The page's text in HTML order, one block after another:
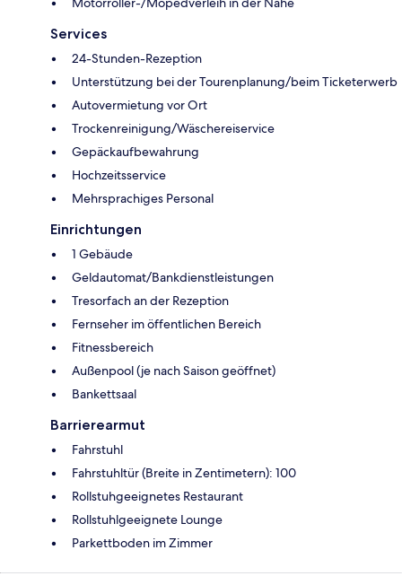
Services
24-Stunden-Rezeption
Unterstützung bei der Tourenplanung/beim Ticketerwerb
Autovermietung vor Ort
Trockenreinigung/Wäschereiservice
Gepäckaufbewahrung
Hochzeitsservice
Mehrsprachiges Personal
Einrichtungen
1 Gebäude
Geldautomat/Bankdienstleistungen
Tresorfach an der Rezeption
Fernseher im öffentlichen Bereich
Fitnessbereich
Außenpool (je nach Saison geöffnet)
Bankettsaal
Barrierearmut
Fahrstuhl
Fahrstuhltür (Breite in Zentimetern): 100
Rollstuhgeeignetes Restaurant
Rollstuhlgeeignete Lounge
Parkettboden im Zimmer